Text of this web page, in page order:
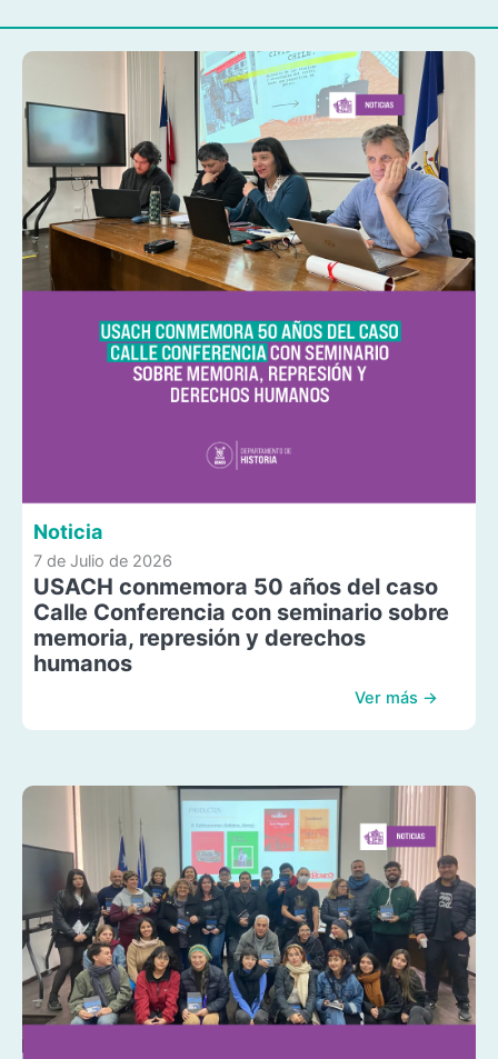
Noticia
7 de Julio de 2026
USACH conmemora 50 años del caso
Calle Conferencia con seminario sobre
memoria, represión y derechos
humanos
Ver más →